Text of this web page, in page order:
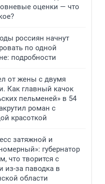
оценки — что
россиян начнут
по одной
подробности
от жены с двумя
Как главный качок
пельменей» в 54
роман с
красоткой
затяжной и
губернатор
что творится с
из-за паводка в
области